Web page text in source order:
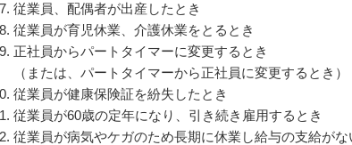
従業員、配偶者が出産したとき
従業員が育児休業、介護休業をとるとき
正社員からパートタイマーに変更するとき
（または、パートタイマーから正社員に変更するとき）
従業員が健康保険証を紛失したとき
従業員が60歳の定年になり、引き続き雇用するとき
従業員が病気やケガのため長期に休業し給与の支給がな